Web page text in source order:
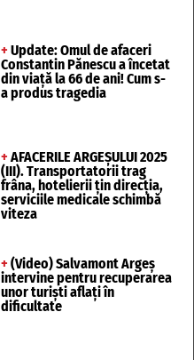
+ Update: Omul de afaceri
Constantin Pănescu a încetat
din viață la 66 de ani! Cum s-
a produs tragedia
+ AFACERILE ARGEȘULUI 2025
(III). Transportatorii trag
frâna, hotelierii țin direcția,
serviciile medicale schimbă
viteza
+ (Video) Salvamont Argeș
intervine pentru recuperarea
unor turişti aflaţi în
dificultate